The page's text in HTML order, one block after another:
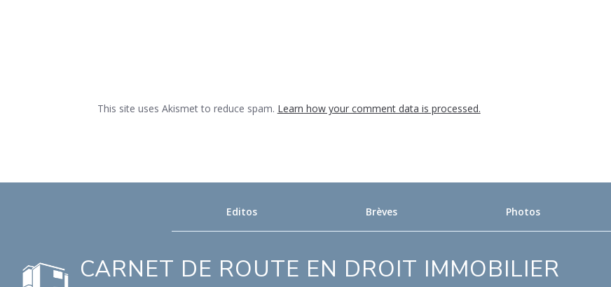
This site uses Akismet to reduce spam. Learn how your comment data is processed.
Editos Brèves Photos
CARNET DE ROUTE EN DROIT IMMOBILIER